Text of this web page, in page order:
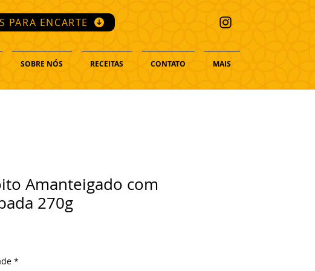
PARA ENCARTE
SOBRE NÓS RECEITAS CONTATO MAIS
Amanteigado com
270g
*